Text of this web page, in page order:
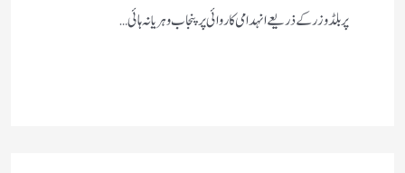
پر بلڈوزر کے ذریعے انہدامی کاروائی پر پنجاب و ہریانہ ہائی…